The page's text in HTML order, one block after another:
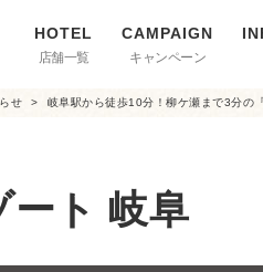
店舗一覧 キャンペーン
せ 岐阜駅から徒歩10分！柳ケ瀬まで3分の
ート 岐阜